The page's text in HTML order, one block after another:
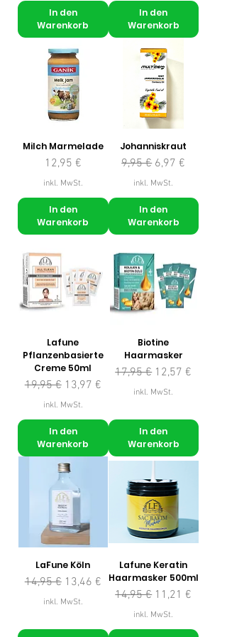
In den
Warenkorb
In den
Warenkorb
Milch Marmelade
Preis
12,95 €
inkl. MwSt.
In den
Warenkorb
Johanniskraut
Standardpreis
9,95 € Sale-Preis
6,97 €
inkl. MwSt.
In den
Warenkorb
Lafune
Pflanzenbasierte
Creme 50ml
Standardpreis
19,95 € Sale-Preis
13,97 €
inkl. MwSt.
In den
Warenkorb
Biotine
Haarmasker
Standardpreis
17,95 € Sale-Preis
12,57 €
inkl. MwSt.
In den
Warenkorb
LaFune Köln
Standardpreis
14,95 € Sale-Preis
13,46 €
inkl. MwSt.
Lafune Keratin
Haarmasker 500ml
Standardpreis
14,95 € Sale-Preis
11,21 €
inkl. MwSt.